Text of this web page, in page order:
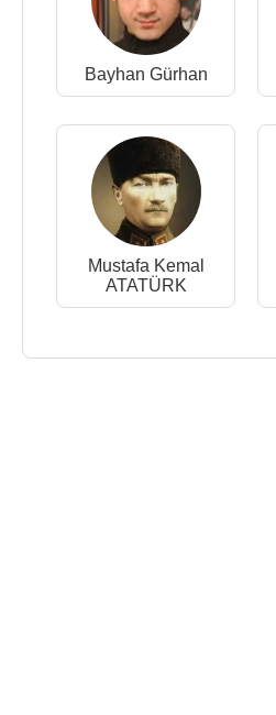
Bayhan Gürhan
Mustafa Kemal
ATATÜRK